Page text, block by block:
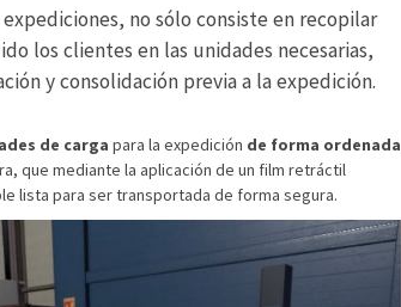
no sólo consiste en recopilar
los clientes en las unidades necesarias,
y consolidación previa a la expedición.
de carga para la expedición de forma ordenada
que mediante la aplicación de un film retráctil
lista para ser transportada de forma segura.